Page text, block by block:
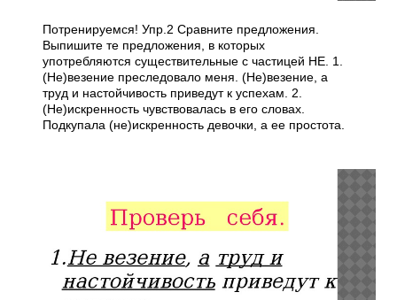
Потренируемся! Упр.2 Сравните предложения.
Выпишите те предложения, в которых
употребляются существительные с частицей НЕ. 1.
(Не)везение преследовало меня. (Не)везение, а
труд и настойчивость приведут к успехам. 2.
(Не)искренность чувствовалась в его словах.
Подкупала (не)искренность девочки, а ее простота.